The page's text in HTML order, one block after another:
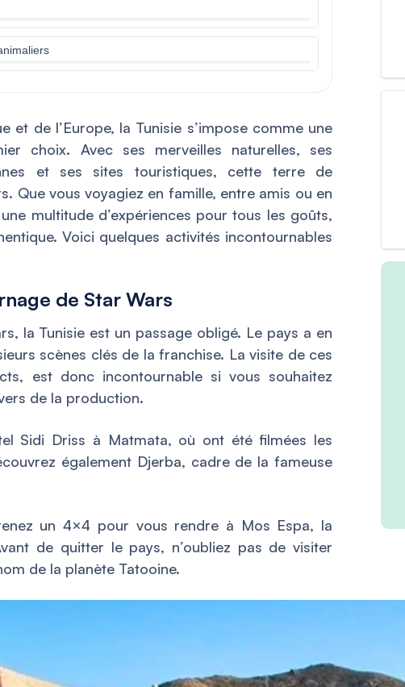
et de l’Europe, la Tunisie s’impose comme une
choix. Avec ses merveilles naturelles, ses
et ses sites touristiques, cette terre de
Que vous voyagiez en famille, entre amis ou en
multitude d’expériences pour tous les goûts,
Voici quelques activités incontournables
de Star Wars
la Tunisie est un passage obligé. Le pays a en
scènes clés de la franchise. La visite de ces
est donc incontournable si vous souhaitez
de la production.
Sidi Driss à Matmata, où ont été filmées les
également Djerba, cadre de la fameuse
un 4×4 pour vous rendre à Mos Espa, la
de quitter le pays, n’oubliez pas de visiter
de la planète Tatooine.